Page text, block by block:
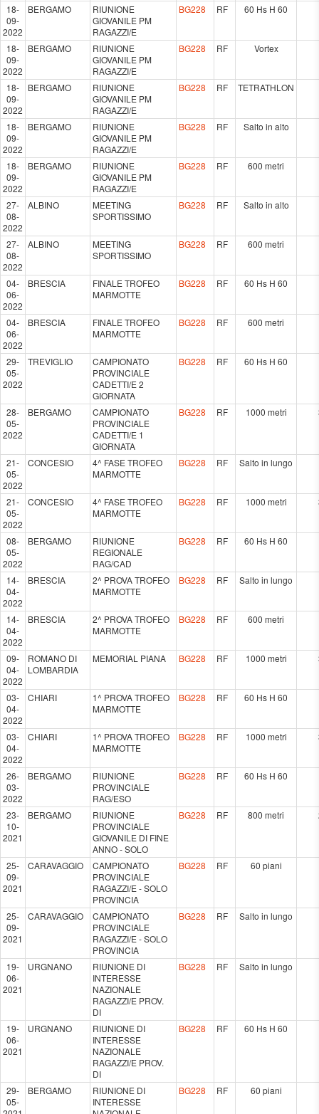
18-
09-
2022
BERGAMO
RIUNIONE
GIOVANILE PM
RAGAZZI/E
BG228 RF 60 Hs H 60
18-
09-
2022
BERGAMO
RIUNIONE
GIOVANILE PM
RAGAZZI/E
BG228 RF Vortex
18-
09-
2022
BERGAMO
RIUNIONE
GIOVANILE PM
RAGAZZI/E
BG228 RF TETRATHLON
18-
09-
2022
BERGAMO
RIUNIONE
GIOVANILE PM
RAGAZZI/E
BG228 RF Salto in alto
18-
09-
2022
BERGAMO
RIUNIONE
GIOVANILE PM
RAGAZZI/E
BG228 RF 600 metri
27-
08-
2022
ALBINO
MEETING
SPORTISSIMO
BG228 RF Salto in alto
27-
08-
2022
ALBINO
MEETING
SPORTISSIMO
BG228 RF 600 metri
04-
06-
2022
BRESCIA
FINALE TROFEO
MARMOTTE
BG228 RF 60 Hs H 60
04-
06-
2022
BRESCIA
FINALE TROFEO
MARMOTTE
BG228 RF 600 metri
29-
05-
2022
TREVIGLIO
CAMPIONATO
PROVINCIALE
CADETTI/E 2
GIORNATA
BG228 RF 60 Hs H 60
28-
05-
2022
BERGAMO
CAMPIONATO
PROVINCIALE
CADETTI/E 1
GIORNATA
BG228 RF 1000 metri
21-
05-
2022
CONCESIO
4^ FASE TROFEO
MARMOTTE
BG228 RF Salto in lungo
21-
05-
2022
CONCESIO
4^ FASE TROFEO
MARMOTTE
BG228 RF 1000 metri
08-
05-
2022
BERGAMO
RIUNIONE
REGIONALE
RAG/CAD
BG228 RF 60 Hs H 60
14-
04-
2022
BRESCIA
2^ PROVA TROFEO
MARMOTTE
BG228 RF Salto in lungo
14-
04-
2022
BRESCIA
2^ PROVA TROFEO
MARMOTTE
BG228 RF 600 metri
09-
04-
2022
ROMANO DI
LOMBARDIA
MEMORIAL PIANA BG228 RF 1000 metri
03-
04-
2022
CHIARI
1^ PROVA TROFEO
MARMOTTE
BG228 RF 60 Hs H 60
03-
04-
2022
CHIARI
1^ PROVA TROFEO
MARMOTTE
BG228 RF 1000 metri
26-
03-
2022
BERGAMO
RIUNIONE
PROVINCIALE
RAG/ESO
BG228 RF 60 Hs H 60
23-
10-
2021
BERGAMO
RIUNIONE
PROVINCIALE
GIOVANILE DI FINE
ANNO - SOLO
BG228 RF 800 metri
25-
09-
2021
CARAVAGGIO
CAMPIONATO
PROVINCIALE
RAGAZZI/E - SOLO
PROVINCIA
BG228 RF 60 piani
25-
09-
2021
CARAVAGGIO
CAMPIONATO
PROVINCIALE
RAGAZZI/E - SOLO
PROVINCIA
BG228 RF Salto in lungo
19-
06-
2021
URGNANO
RIUNIONE DI
INTERESSE
NAZIONALE
RAGAZZI/E PROV.
DI
BG228 RF Salto in lungo
19-
06-
2021
URGNANO
RIUNIONE DI
INTERESSE
NAZIONALE
RAGAZZI/E PROV.
DI
BG228 RF 60 Hs H 60
29-
05-
BERGAMO
RIUNIONE DI
INTERESSE
BG228 RF 60 piani